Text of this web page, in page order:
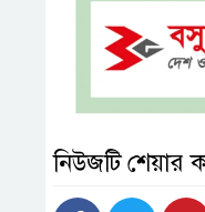
নিউজটি শেয়ার